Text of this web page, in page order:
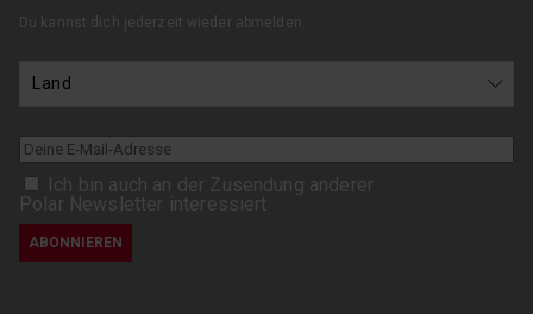
Du kannst dich jederzeit wieder abmelden.
Ich bin auch an der Zusendung anderer
Polar Newsletter interessiert